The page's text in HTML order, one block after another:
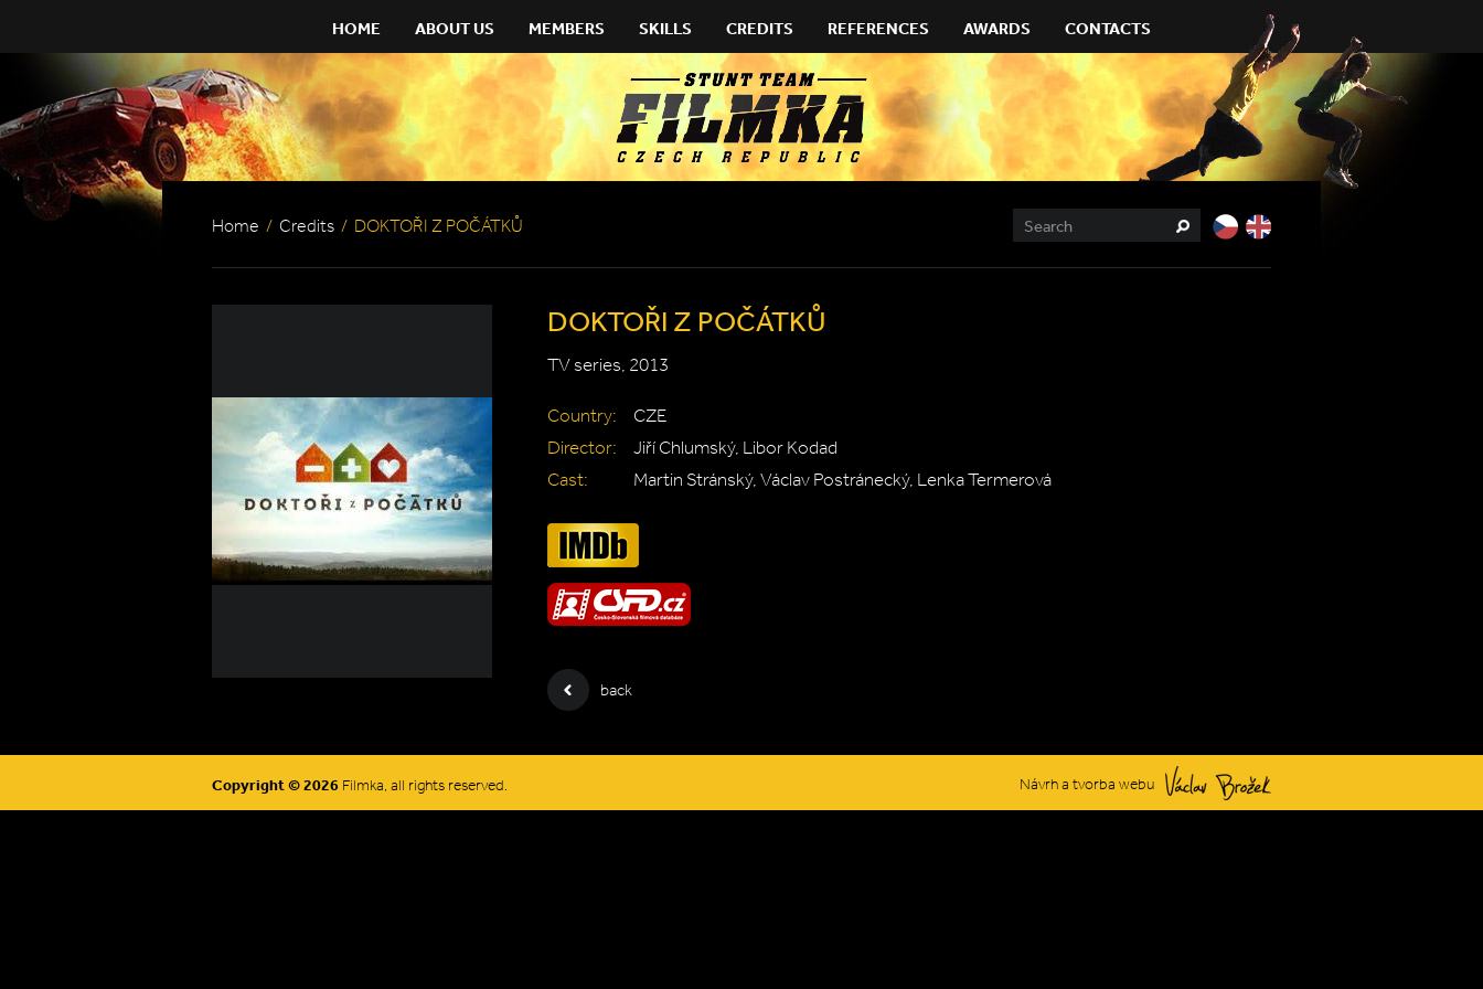
HOME ABOUT US MEMBERS SKILLS CREDITS REFERENCES AWARDS CONTACTS
Home / Credits / DOKTOŘI Z POČÁTKŮ
DOKTOŘI Z POČÁTKŮ
TV series, 2013
Country:
CZE
Director:
Jiří Chlumský, Libor Kodad
Cast:
Martin Stránský, Václav Postránecký, Lenka Termerová
back
Copyright © 2026 Filmka, all rights reserved. Návrh a tvorba webu